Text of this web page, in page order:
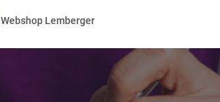
Webshop Lemberger